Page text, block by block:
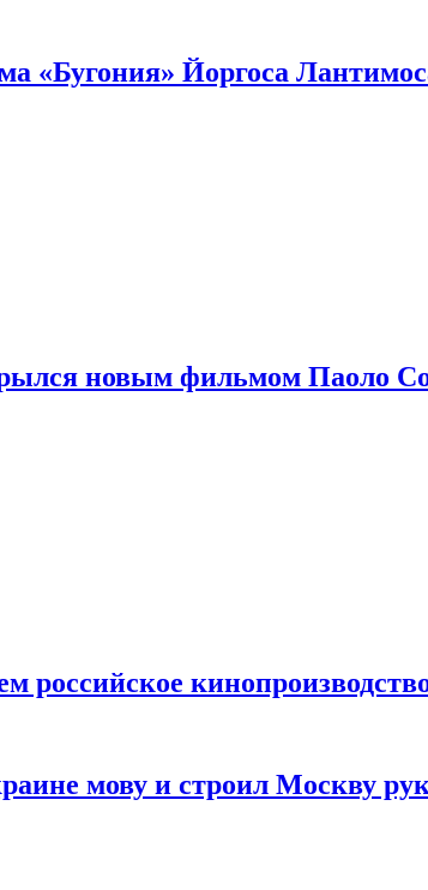
«Бугония» Йоргоса
новым фильмом Паоло
российское
мову и строил Москву